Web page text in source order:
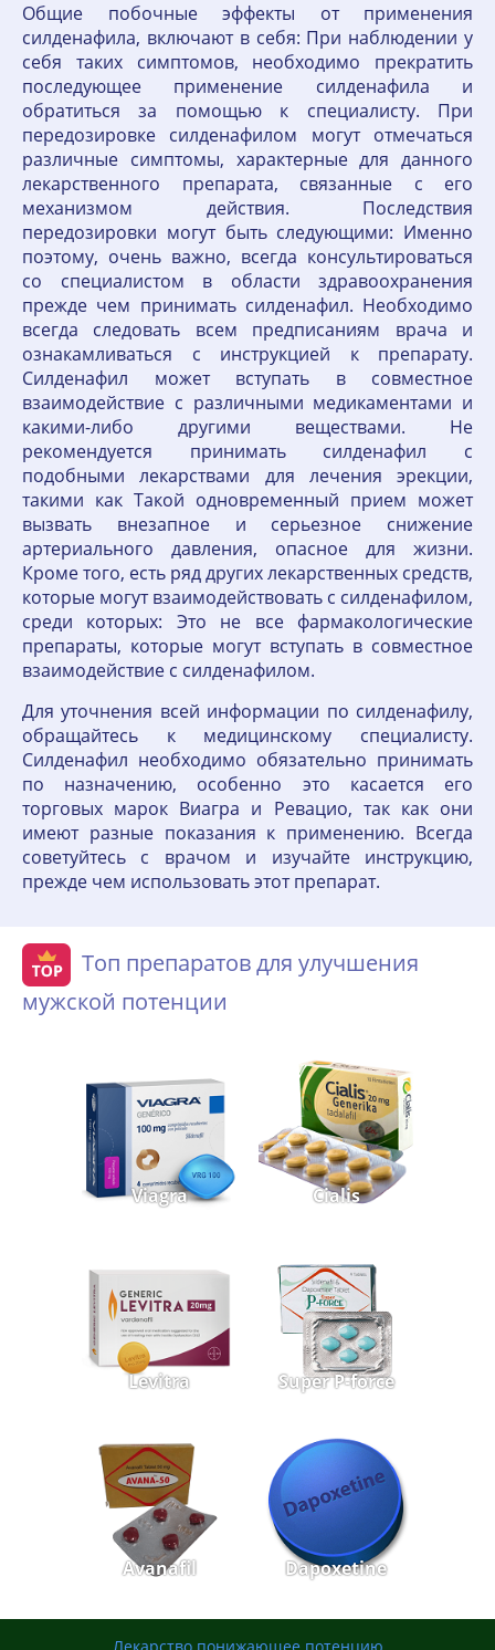
Общие побочные эффекты от применения
силденафила, включают в себя: При наблюдении у
себя таких симптомов, необходимо прекратить
последующее применение силденафила и
обратиться за помощью к специалисту. При
передозировке силденафилом могут отмечаться
различные симптомы, характерные для данного
лекарственного препарата, связанные с его
механизмом действия. Последствия
передозировки могут быть следующими: Именно
поэтому, очень важно, всегда консультироваться
со специалистом в области здравоохранения
прежде чем принимать силденафил. Необходимо
всегда следовать всем предписаниям врача и
ознакамливаться с инструкцией к препарату.
Силденафил может вступать в совместное
взаимодействие с различными медикаментами и
какими-либо другими веществами. Не
рекомендуется принимать силденафил с
подобными лекарствами для лечения эрекции,
такими как Такой одновременный прием может
вызвать внезапное и серьезное снижение
артериального давления, опасное для жизни.
Кроме того, есть ряд других лекарственных средств,
которые могут взаимодействовать с силденафилом,
среди которых: Это не все фармакологические
препараты, которые могут вступать в совместное
взаимодействие с силденафилом.
Для уточнения всей информации по силденафилу,
обращайтесь к медицинскому специалисту.
Силденафил необходимо обязательно принимать
по назначению, особенно это касается его
торговых марок Виагра и Ревацио, так как они
имеют разные показания к применению. Всегда
советуйтесь с врачом и изучайте инструкцию,
прежде чем использовать этот препарат.
Топ препаратов для улучшения
мужской потенции
Viagra Cialis
Levitra Super P-force
Avanafil Dapoxetine